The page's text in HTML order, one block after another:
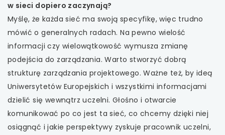
w sieci dopiero zaczynają?
Myślę, że każda sieć ma swoją specyfikę, więc trudno
mówić o generalnych radach. Na pewno wielość
informacji czy wielowątkowość wymusza zmianę
podejścia do zarządzania. Warto stworzyć dobrą
strukturę zarządzania projektowego. Ważne też, by ideą
Uniwersytetów Europejskich i wszystkimi informacjami
dzielić się wewnątrz uczelni. Głośno i otwarcie
komunikować po co jest ta sieć, co chcemy dzięki niej
osiągnąć i jakie perspektywy zyskuje pracownik uczelni,